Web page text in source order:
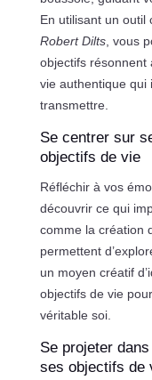
En utilisant un outil
Robert Dilts, vous
objectifs résonnent
vie authentique qui
transmettre.
Se centrer sur
objectifs de vie
Réfléchir à vos
découvrir ce qui
comme la création
permettent
un moyen créatif
objectifs de vie
véritable soi.
Se projeter
ses objectifs de